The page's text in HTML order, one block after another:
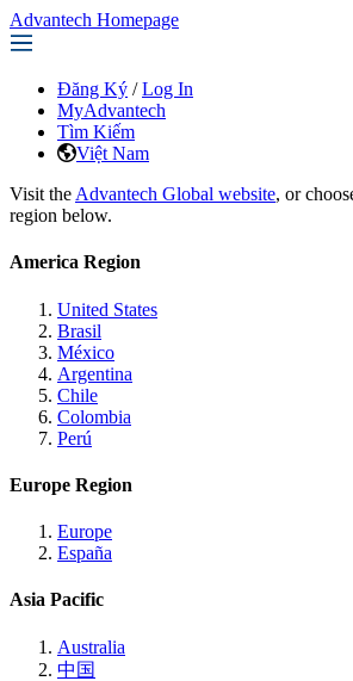
Advantech Homepage
Đăng Ký / Log In
MyAdvantech
Tìm Kiếm
Việt Nam
Visit the Advantech Global website, or
region below.
America Region
United States
Brasil
México
Argentina
Chile
Colombia
Perú
Europe Region
Europe
España
Asia Pacific
Australia
中国